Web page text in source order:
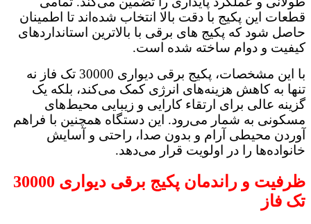
قطعات این پکیج با دقت بالا انتخاب شده‌اند تا اطمینان
حاصل شود که پکیج های برقی با بالاترین استانداردهای
کیفیت و دوام ساخته شده است.
با این مشخصات، پکیج برقی دیواری 30000 تک فاز نه
تنها به کاهش هزینه‌های انرژی کمک می‌کند، بلکه یک
گزینه عالی برای ارتقاء کارایی و زیبایی محیط‌های
مسکونی به شمار می‌رود. این دستگاه همچنین با فراهم
آوردن محیطی آرام و بدون صدا، راحتی و آسایش
خانواده‌ها را در اولویت قرار می‌دهد.
ظرفیت و راندمان پکیج برقی دیواری 30000
تک فاز